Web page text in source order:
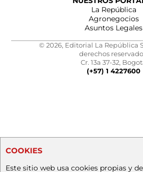
La República
Agronegocios
Asuntos Legales
© 2026, Editorial La República
derechos
Cr. 13a 37-32,
(+57) 1 4227600
COOKIES
Este sitio web usa cookies propias y